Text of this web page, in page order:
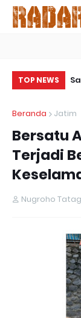
TOP NEWS
Beranda Jatim
Bersatu
Terjadi
Nugroho